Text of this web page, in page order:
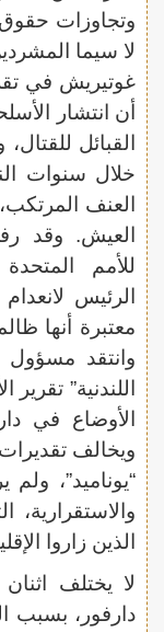
وتجاوزات حقوق
لا سيما
غوتيريش في
أن انتشار
القبائل
خلال سنوات
العنف
العيش. وقد
للأمم
الرئيس
معتبرة أنها
وانتقد
اللندنية”
الأوضاع في
ويخالف تقديرات
“يوناميد”، ولم
والاستقرارية،
الذين زاروا
لا يختلف
دارفور، بسبب